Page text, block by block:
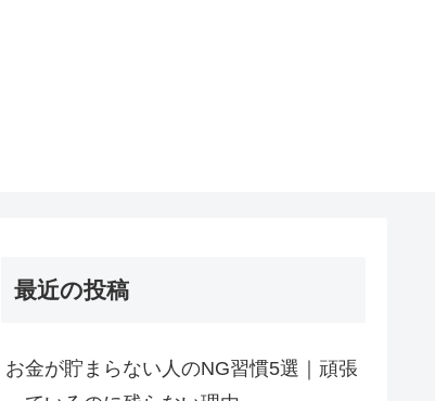
最近の投稿
お金が貯まらない人のNG習慣5選｜頑張